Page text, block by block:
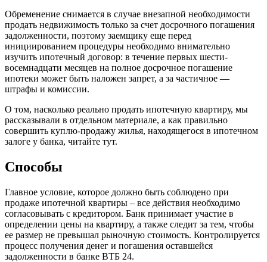
Обременение снимается в случае внезапной необходимости
продать недвижимость только за счет досрочного погашения
задолженности, поэтому заемщику еще перед
инициированием процедуры необходимо внимательно
изучить ипотечный договор: в течение первых шести-
восемнадцати месяцев на полное досрочное погашение
ипотеки может быть наложен запрет, а за частичное —
штрафы и комиссии.
О том, насколько реально продать ипотечную квартиру, мы
рассказывали в отдельном материале, а как правильно
совершить куплю-продажу жилья, находящегося в ипотечном
залоге у банка, читайте тут.
Способы
Главное условие, которое должно быть соблюдено при
продаже ипотечной квартиры – все действия необходимо
согласовывать с кредитором. Банк принимает участие в
определении цены на квартиру, а также следит за тем, чтобы
ее размер не превышал рыночную стоимость. Контролируется
процесс получения денег и погашения оставшейся
задолженности в банке ВТБ 24.